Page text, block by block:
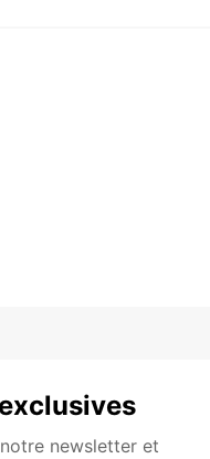
newsletter et